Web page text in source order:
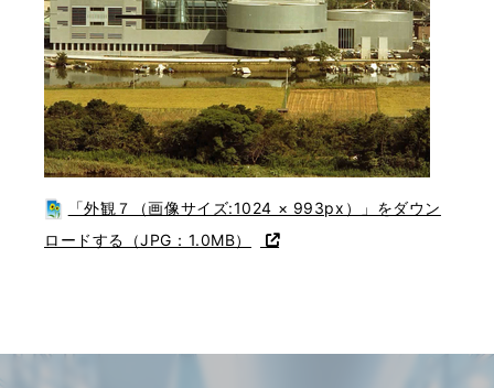
「外観７（画像サイズ:1024 × 993px）」をダウン
ロードする（JPG：1.0MB）